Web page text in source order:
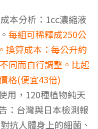
本分析：1cc濃縮液
每組可稀釋成250公
換算成本：每公升約
同而自行調整。比起
格(便宜43倍)
用，120種植物純天
：台灣與日本檢測報
抗人體身上的細菌、